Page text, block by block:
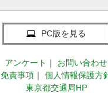
PC版を見る
アンケート ｜
お問い合わせ
免責事項 ｜
個人情報保護方
東京都交通局HP